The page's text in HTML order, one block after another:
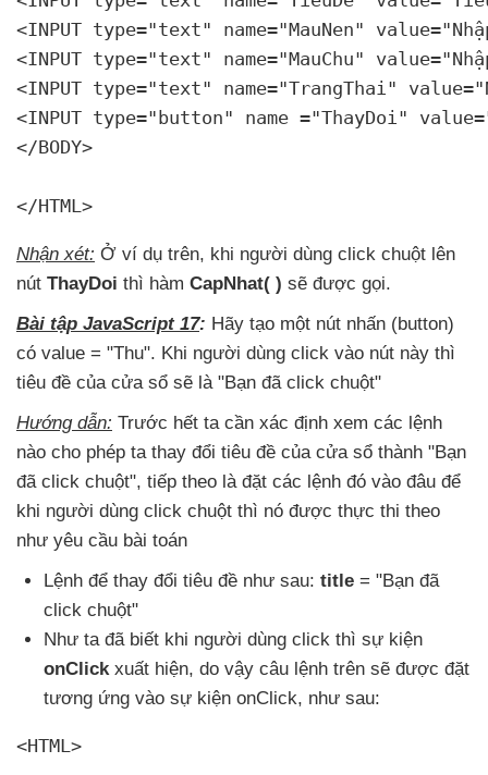
<INPUT type="text" name="MauNen"
<INPUT type="text" name="MauChu"
<INPUT type="text" name="TrangThai"
<INPUT type="button" name ="ThayDoi"
</BODY>
</HTML>
Nhận xét: Ở ví dụ trên, khi người dùng click chuột lên
nút ThayDoi thì hàm CapNhat( ) sẽ được gọi.
Bài tập JavaScript 17: Hãy tạo một nút nhấn (button)
có value = "Thu". Khi người dùng click vào nút này thì
tiêu đề của cửa sổ sẽ là "Bạn đã click chuột"
Hướng dẫn: Trước hết ta cần xác định xem các lệnh
nào cho phép ta thay đổi tiêu đề của cửa sổ thành "Bạn
đã click chuột", tiếp theo là đặt các lệnh đó vào đâu để
khi người dùng click chuột thì nó được thực thi theo
như yêu cầu bài toán
Lệnh để thay đổi tiêu đề như sau: title = "Bạn đã
click chuột"
Như ta đã biết khi người dùng click thì sự kiện
onClickxuất hiện, do vậy câu lệnh trên sẽ được đặt
tương ứng vào sự kiện onClick, như sau:
<HTML>